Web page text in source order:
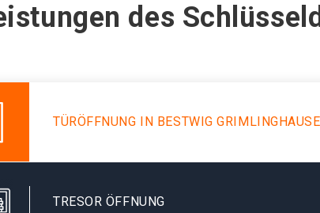
des
TÜRÖFFNUNG IN BESTWIG
TRESOR ÖFFNUNG